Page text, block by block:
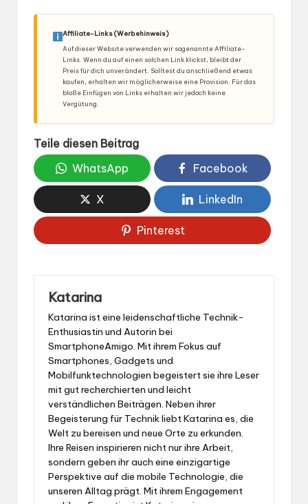
Affiliate-Links (Werbehinweis)
Auf dieser Website verwenden wir sogenannte Affiliate-
Links. Wenn du auf einen solchen Link klickst, bleibt der
Preis für dich unverändert. Solltest du anschließend etwas
kaufen, erhalten wir möglicherweise eine Provision. Für das
bloße Einfügen von Links erhalten wir jedoch keine
Vergütung.
Teile diesen Beitrag
WhatsApp
Facebook
X LinkedIn
Pinterest
Katarina
Katarina ist eine leidenschaftliche Technik-
Enthusiastin und Autorin bei
SmartphoneAmigo. Mit ihrem Fokus auf
Smartphones, Gadgets und
Mobilfunktechnologien begeistert sie ihre Leser
mit gut recherchierten und leicht
verständlichen Beiträgen. Neben ihrer
Begeisterung für Technik liebt Katarina es, die
Welt zu bereisen und neue Orte zu erkunden.
Ihre Reisen inspirieren nicht nur ihre Arbeit,
sondern geben ihr auch eine einzigartige
Perspektive auf die mobile Technologie, die
unseren Alltag prägt. Mit ihrem Engagement